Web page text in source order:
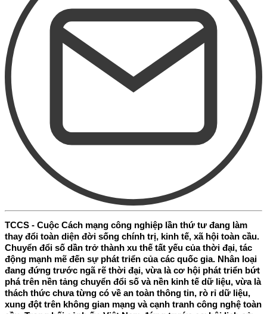
TCCS - Cuộc Cách mạng công nghiệp lần thứ tư đang làm
thay đổi toàn diện đời sống chính trị, kinh tế, xã hội toàn cầu.
Chuyển đổi số dần trở thành xu thế tất yếu của thời đại, tác
động mạnh mẽ đến sự phát triển của các quốc gia. Nhân loại
đang đứng trước ngã rẽ thời đại, vừa là cơ hội phát triển bứt
phá trên nền tảng chuyển đổi số và nền kinh tế dữ liệu, vừa là
thách thức chưa từng có về an toàn thông tin, rò rỉ dữ liệu,
xung đột trên không gian mạng và cạnh tranh công nghệ toàn